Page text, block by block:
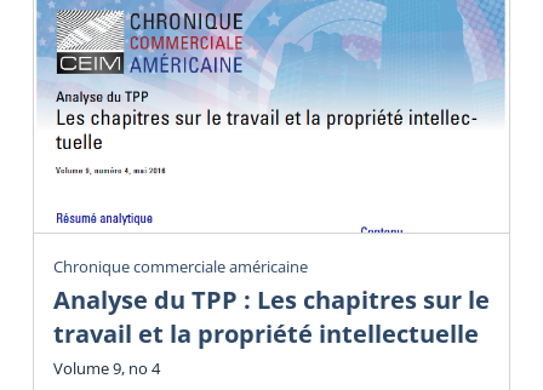
Chronique commerciale américaine
Analyse du TPP : Les chapitres sur le
travail et la propriété intellectuelle
Volume 9, no 4